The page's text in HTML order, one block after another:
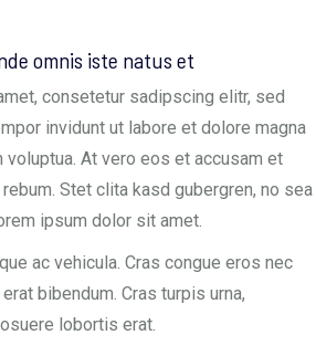
omnis iste natus et
consetetur sadipscing elitr, sed
invidunt ut labore et dolore magna
voluptua. At vero eos et accusam et
Stet clita kasd gubergren, no sea
ipsum dolor sit amet.
ac vehicula. Cras congue eros nec
bibendum. Cras turpis urna,
lobortis erat.